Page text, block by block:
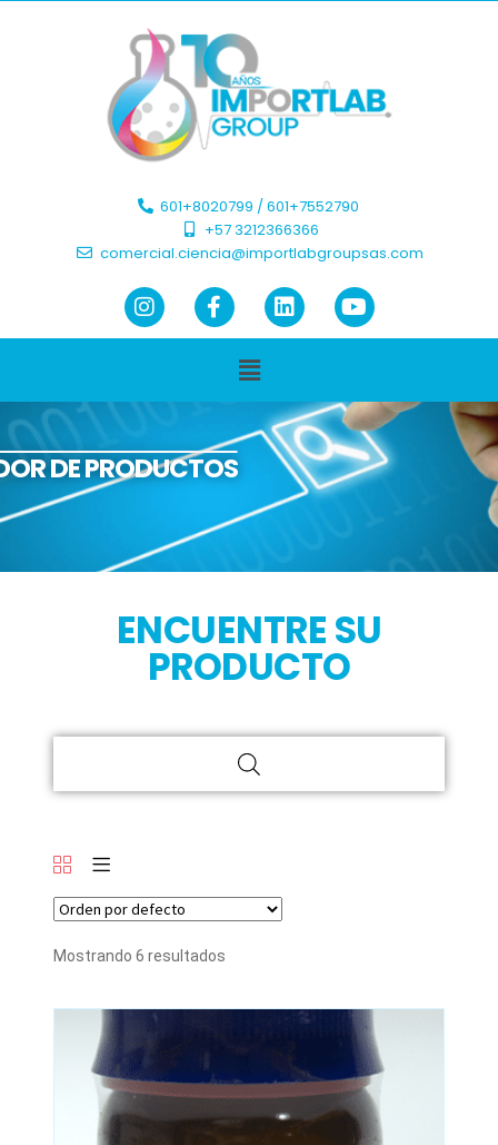
601+8020799 / 601+7552790 ​
+57 3212366366​
comercial.ciencia@importlabgroupsas.com
DE PRODUCTOS
ENCUENTRE SU
PRODUCTO
Mostrando 6 resultados